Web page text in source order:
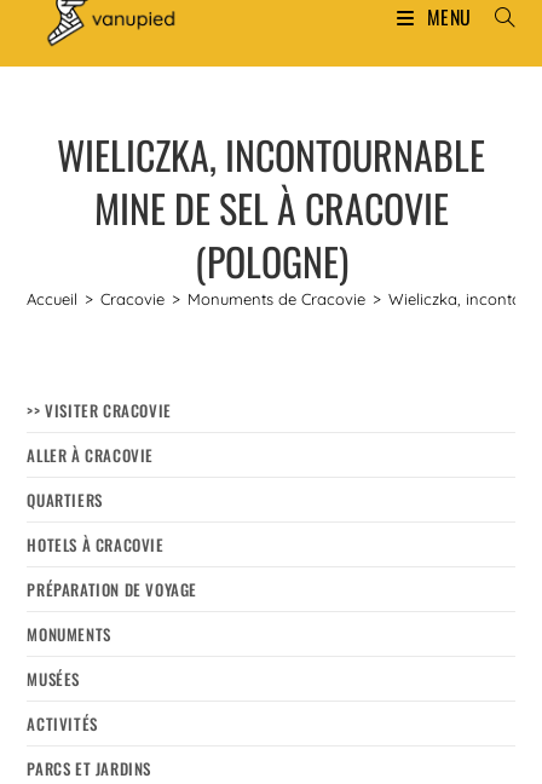
MENU
WIELICZKA, INCONTOURNABLE
MINE DE SEL À CRACOVIE
(POLOGNE)
Accueil > Cracovie > Monuments de Cracovie > Wieliczka,
>> VISITER CRACOVIE
ALLER À CRACOVIE
QUARTIERS
HOTELS À CRACOVIE
PRÉPARATION DE VOYAGE
MONUMENTS
MUSÉES
ACTIVITÉS
PARCS ET JARDINS